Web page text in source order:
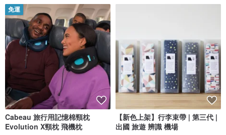
免運
Cabeau 旅行用記憶棉頸枕
Evolution X頸枕 飛機枕
【新色上架】行李束帶 | 第三代 |
出國 旅遊 辨識 機場